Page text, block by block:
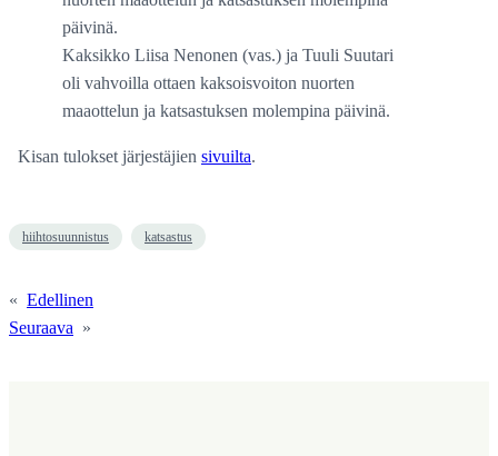
Kaksikko Liisa Nenonen (vas.) ja Tuuli Suutari
oli vahvoilla ottaen kaksoisvoiton nuorten
maaottelun ja katsastuksen molempina päivinä.
Kisan tulokset järjestäjien sivuilta.
hiihtosuunnistus katsastus
« Edellinen
Seuraava »